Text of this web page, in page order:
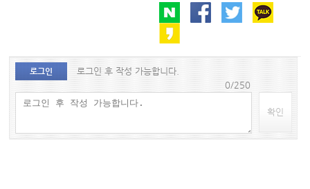
로그인
로그인 후 작성 가능합니다.
0/250
확인